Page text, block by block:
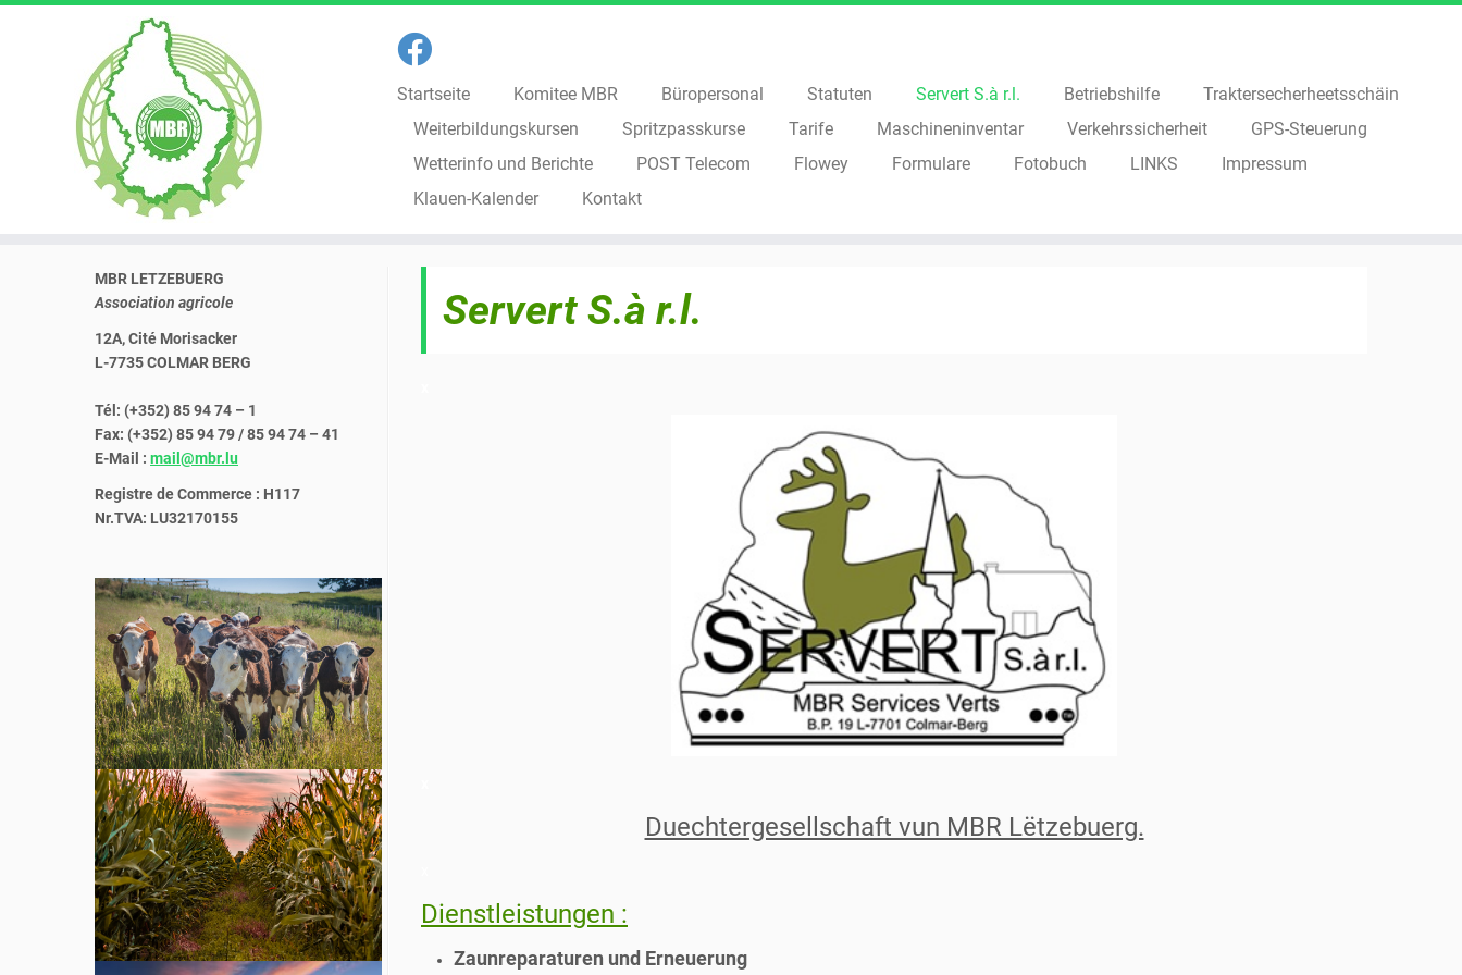
Startseite Komitee MBR Büropersonal Statuten Servert S.à r.l. Betriebshilfe
Traktersecherheetsschäin
Weiterbildungskursen
Spritzpasskurse Tarife Maschineninventar Verkehrssicherheit
GPS-Steuerung
Wetterinfo und Berichte
POST Telecom Flowey Formulare Fotobuch LINKS
Impressum
Klauen-Kalender
Kontakt
MBR LETZEBUERG
Association agricole
12A, Cité Morisacker
L-7735 COLMAR BERG
Tél: (+352) 85 94 74 – 1
Fax: (+352) 85 94 79 / 85 94 74 – 41
E-Mail : mail@mbr.lu
Registre de Commerce : H117
Nr.TVA: LU32170155
Servert S.à r.l.
Duechtergesellschaft vun MBR Lëtzebuerg.
Dienstleistungen :
Zaunreparaturen und Erneuerung